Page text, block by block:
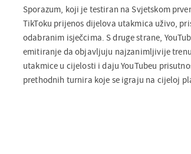
Sporazum, koji je testiran na Svjetskom
TikToku prijenos dijelova utakmica uživo,
odabranim isječcima. S druge strane,
emitiranje da objavljuju najzanimljivije
utakmice u cijelosti i daju YouTubeu
prethodnih turnira koje se igraju na cijeloj